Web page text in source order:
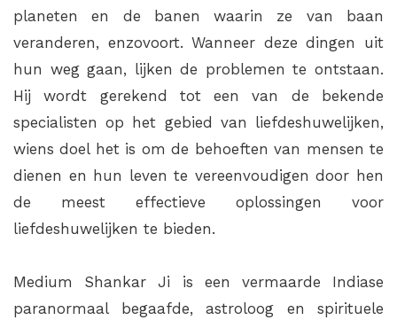
planeten en de banen waarin ze van baan
veranderen, enzovoort. Wanneer deze dingen uit
hun weg gaan, lijken de problemen te ontstaan.
Hij wordt gerekend tot een van de bekende
specialisten op het gebied van liefdeshuwelijken,
wiens doel het is om de behoeften van mensen te
dienen en hun leven te vereenvoudigen door hen
de meest effectieve oplossingen voor
liefdeshuwelijken te bieden.
Medium Shankar Ji is een vermaarde Indiase
paranormaal begaafde, astroloog en spirituele